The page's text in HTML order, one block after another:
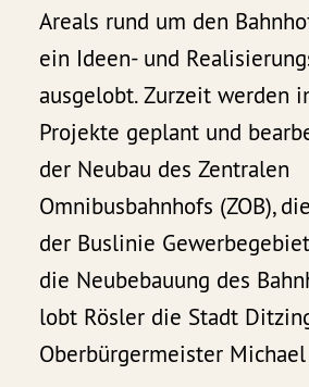
Areals rund um den
ein Ideen- und
ausgelobt. Zurzeit werden
Projekte geplant und
der Neubau des Zentralen
Omnibusbahnhofs (ZOB),
der Buslinie
die Neubebauung des
lobt Rösler die Stadt
Oberbürgermeister